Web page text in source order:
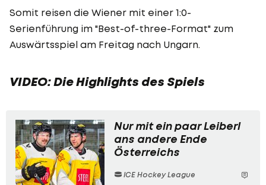
Somit reisen die Wiener mit einer 1:0-
Serienführung im "Best-of-three-Format" zum
Auswärtsspiel am Freitag nach Ungarn.
VIDEO: Die Highlights des Spiels
Nur mit ein paar Leiberl
ans andere Ende
Österreichs
ICE Hockey League